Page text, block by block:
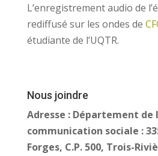
L’enregistrement audio de
rediffusé sur les ondes de
étudiante de l’UQTR.
Nous joindre
Adresse :Département de
communication sociale :
Forges, C.P. 500, Trois-